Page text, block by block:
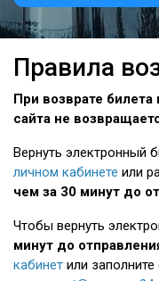
Правила
При возврате
сайта не
Вернуть электронный
личном кабинете или
чем за 30 минут до
Чтобы вернуть
минут до
кабинет или заполните